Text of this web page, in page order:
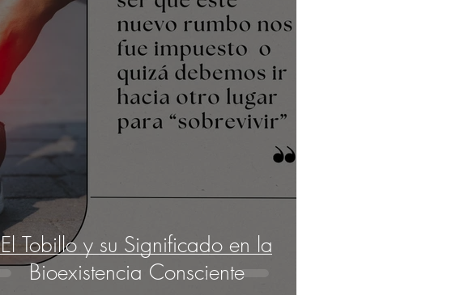
El Tobillo y su Significado en la
Bioexistencia Consciente